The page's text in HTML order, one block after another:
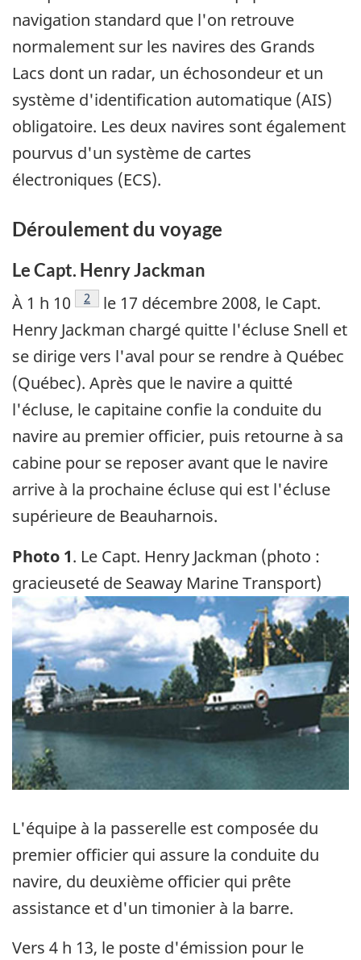
navigation standard que l'on retrouve
normalement sur les navires des Grands
Lacs dont un radar, un échosondeur et un
système d'identification automatique (AIS)
obligatoire. Les deux navires sont également
pourvus d'un système de cartes
électroniques (ECS).
Déroulement du voyage
Le Capt. Henry Jackman
À 1 h 10
Note de bas de page
2
le 17 décembre 2008, le Capt.
Henry Jackman chargé quitte l'écluse Snell et
se dirige vers l'aval pour se rendre à Québec
(Québec). Après que le navire a quitté
l'écluse, le capitaine confie la conduite du
navire au premier officier, puis retourne à sa
cabine pour se reposer avant que le navire
arrive à la prochaine écluse qui est l'écluse
supérieure de Beauharnois.
Photo 1. Le Capt. Henry Jackman (photo :
gracieuseté de Seaway Marine Transport)
Image
L'équipe à la passerelle est composée du
premier officier qui assure la conduite du
navire, du deuxième officier qui prête
assistance et d'un timonier à la barre.
Vers 4 h 13, le poste d'émission pour le